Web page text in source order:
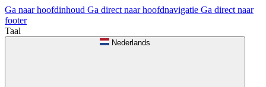
Ga naar hoofdinhoud Ga direct naar hoofdnavigatie Ga direct naar
footer
Taal
Nederlands